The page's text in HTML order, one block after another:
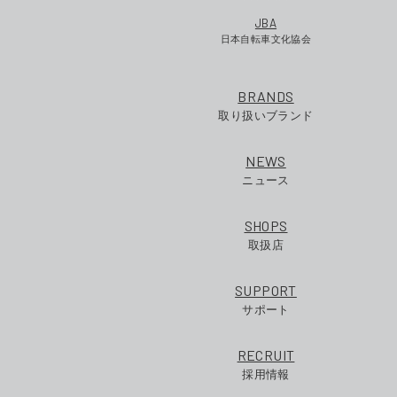
JBA
日本自転車文化協会
BRANDS
取り扱いブランド
NEWS
ニュース
SHOPS
取扱店
SUPPORT
サポート
RECRUIT
採用情報